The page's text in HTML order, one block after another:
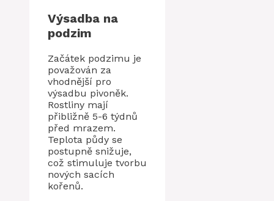
Výsadba na
podzim
Začátek podzimu je
považován za
vhodnější pro
výsadbu pivoněk.
Rostliny mají
přibližně 5-6 týdnů
před mrazem.
Teplota půdy se
postupně snižuje,
což stimuluje tvorbu
nových sacích
kořenů.